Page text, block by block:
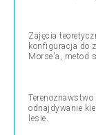
Zajęcia
konfiguracja do
Morse'a, metod
odnajdywanie
lesie.